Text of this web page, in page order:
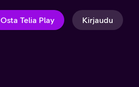
Osta Telia Play Kirjaudu